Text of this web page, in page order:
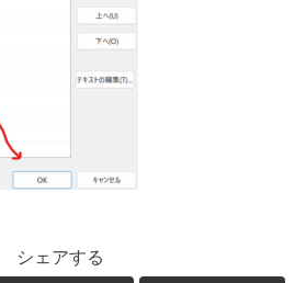
シェアする